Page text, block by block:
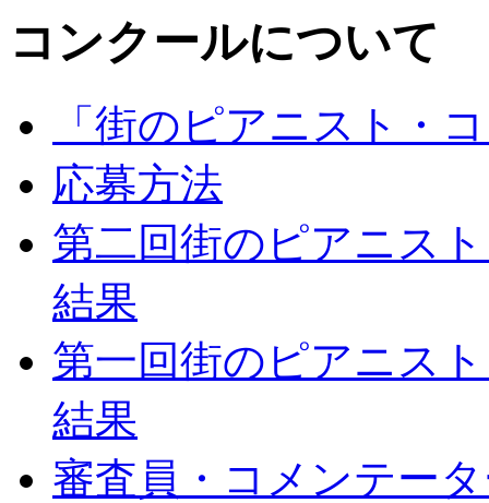
コンクールについて
「街のピアニスト・
応募方法
第二回街のピアニス
結果
第一回街のピアニス
結果
審査員・コメンテー